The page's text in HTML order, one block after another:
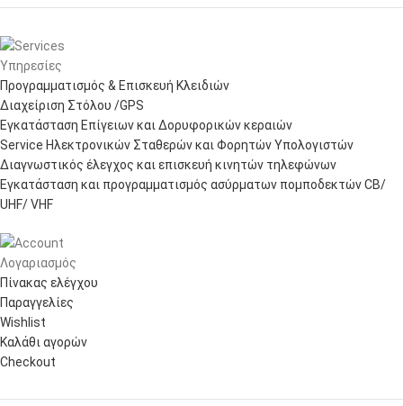
Υπηρεσίες
Προγραμματισμός & Επισκευή Κλειδιών
Διαχείριση Στόλου /GPS
Εγκατάσταση Επίγειων και Δορυφορικών κεραιών
Service Ηλεκτρονικών Σταθερών και Φορητών Υπολογιστών
Διαγνωστικός έλεγχος και επισκευή κινητών τηλεφώνων
Εγκατάσταση και προγραμματισμός ασύρματων πομποδεκτών CB/
UHF/ VHF
Λογαριασμός
Πίνακας ελέγχου
Παραγγελίες
Wishlist
Καλάθι αγορών
Checkout